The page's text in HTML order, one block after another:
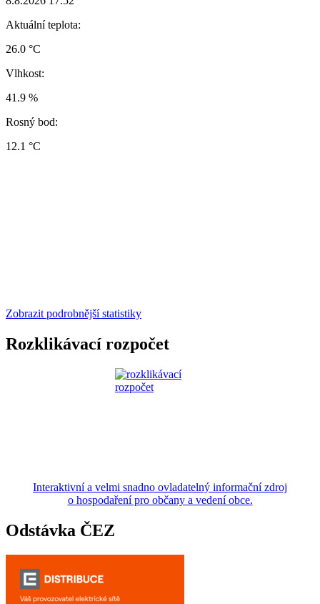
Aktuální teplota:
26.0 °C
Vlhkost:
41.9 %
Rosný bod:
12.1 °C
Zobrazit podrobnější statistiky
Rozklikávací rozpočet
Interaktivní a velmi snadno ovladatelný informační zdroj
o hospodaření pro občany a vedení obce.
Odstávka ČEZ